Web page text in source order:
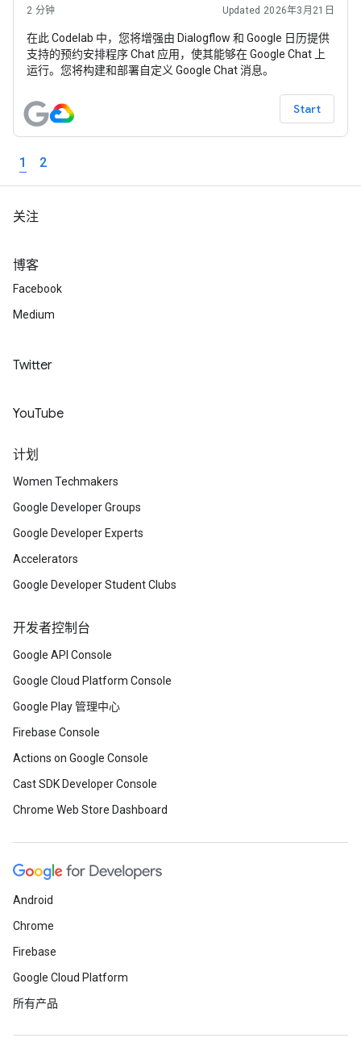
2 分钟 Updated 2026年3月21日
在此 Codelab 中，您将增强由 Dialogflow 和 Google 日历提供
支持的预约安排程序 Chat 应用，使其能够在 Google Chat 上
运行。您将构建和部署自定义 Google Chat 消息。
Start
1 2
关注
博客
Facebook
Medium
Twitter
YouTube
计划
Women Techmakers
Google Developer Groups
Google Developer Experts
Accelerators
Google Developer Student Clubs
开发者控制台
Google API Console
Google Cloud Platform Console
Google Play 管理中心
Firebase Console
Actions on Google Console
Cast SDK Developer Console
Chrome Web Store Dashboard
Android
Chrome
Firebase
Google Cloud Platform
所有产品